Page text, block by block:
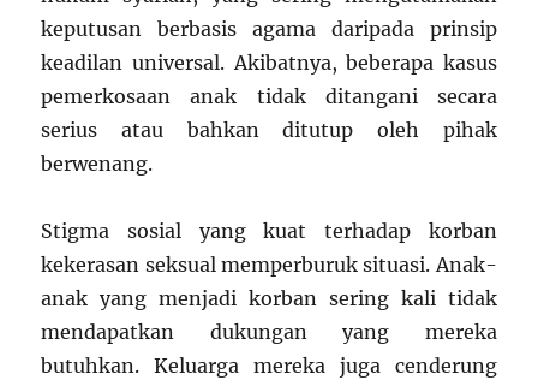
keputusan berbasis agama daripada prinsip
keadilan universal. Akibatnya, beberapa kasus
pemerkosaan anak tidak ditangani secara
serius atau bahkan ditutup oleh pihak
berwenang.
Stigma sosial yang kuat terhadap korban
kekerasan seksual memperburuk situasi. Anak-
anak yang menjadi korban sering kali tidak
mendapatkan dukungan yang mereka
butuhkan. Keluarga mereka juga cenderung